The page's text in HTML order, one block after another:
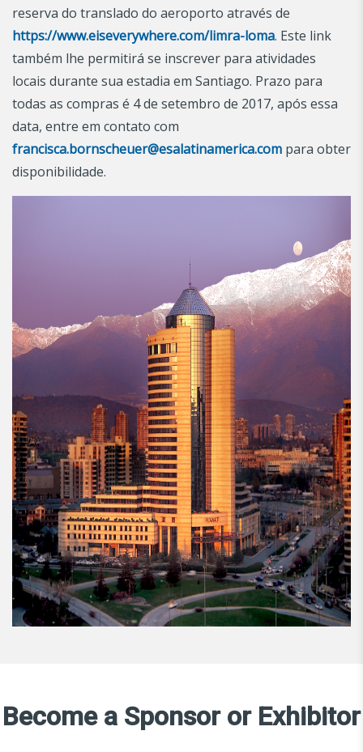
reserva do translado do aeroporto através de
https://www.eiseverywhere.com/limra-loma. Este link
também lhe permitirá se inscrever para atividades
locais durante sua estadia em Santiago. Prazo para
todas as compras é 4 de setembro de 2017, após essa
data, entre em contato com
francisca.bornscheuer@esalatinamerica.com para obter
disponibilidade.
Become a Sponsor or Exhibitor